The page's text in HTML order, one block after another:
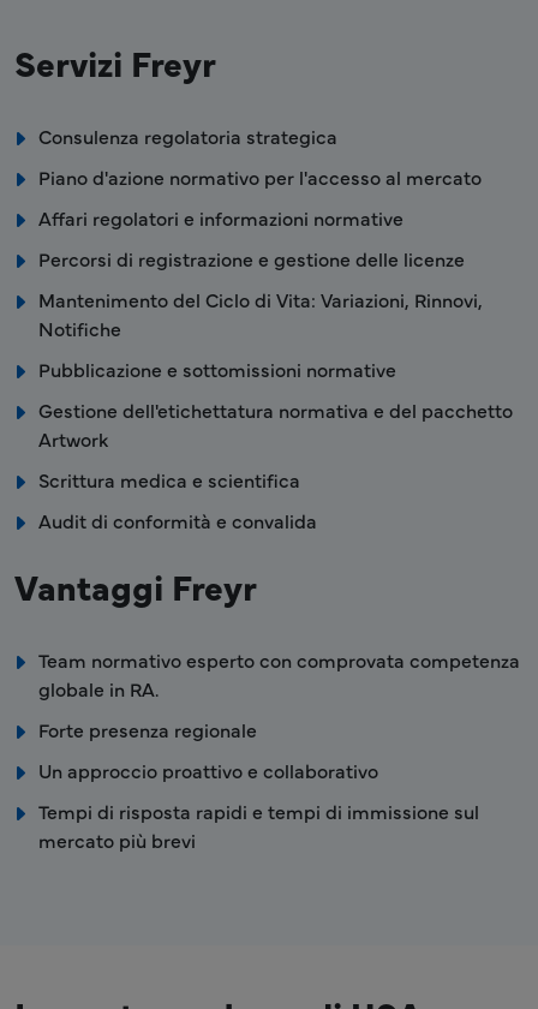
Servizi Freyr
Consulenza regolatoria strategica
Piano d'azione normativo per l'accesso al mercato
Affari regolatori e informazioni normative
Percorsi di registrazione e gestione delle licenze
Mantenimento del Ciclo di Vita: Variazioni, Rinnovi,
Notifiche
Pubblicazione e sottomissioni normative
Gestione dell'etichettatura normativa e del pacchetto
Artwork
Scrittura medica e scientifica
Audit di conformità e convalida
Vantaggi Freyr
Team normativo esperto con comprovata competenza
globale in RA.
Forte presenza regionale
Un approccio proattivo e collaborativo
Tempi di risposta rapidi e tempi di immissione sul
mercato più brevi